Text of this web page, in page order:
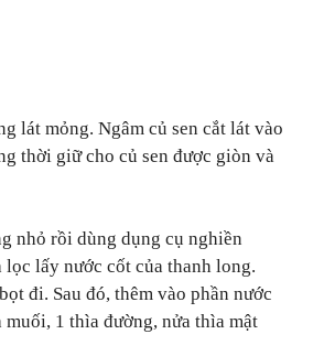
lát mỏng. Ngâm củ sen cắt lát vào
thời giữ cho củ sen được giòn và
nhỏ rồi dùng dụng cụ nghiền
lấy nước cốt của thanh long.
đi. Sau đó, thêm vào phần nước
1 thìa đường, nửa thìa mật